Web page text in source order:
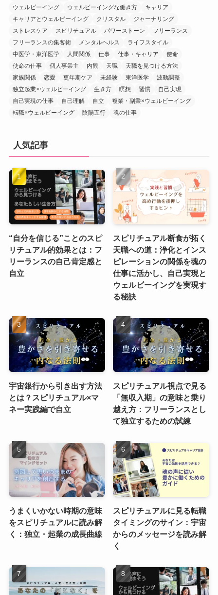
ウェルビーイング
ウェルビーイングな働き方
キャリア
キャリアとウェルビーイング
クリスタル
ジャーナリング
ストレスケア
スピリチュアル パワーストーン
フリーランス
フリーランスの集客術
メンタルヘルス
ライフスタイル
中医学・東洋医学
人間関係 仕事 仕事・キャリア
使命
使命の仕事
個人事業主 内観 天職
天職を見つける方法
家族関係
恋愛 更年期ケア 未経験 東洋医学
波動調整
独立起業×ウェルビーイング
生き方 瞑想 習慣
自己実現
自己実現の仕事
自己理解 自立
複業・副業×ウェルビーイング
転職×ウェルビーイング
陰陽五行 魂の仕事
人気記事
“自分を信じる”ことのスピ
リチュアル的効果とは：フ
リーランスの自己肯定感と
自立
スピリチュアル断食が拓く
天職への道：浄化とインス
ピレーションの関係を魂の
仕事に活かし、自己実現と
ウェルビーイングを実現す
る秘訣
宇宙銀行から引き出す方法
とは？スピリチュアル×マ
ネー実践編で自立
スピリチュアル視点で見る
「無収入期」の意味と乗り
越え方：フリーランスとし
て独立するための試練
うまくいかない時期の意味
をスピリチュアルに読み解
く：独立・起業の成長曲線
スピリチュアルに見る転職
タイミングのサイン：宇宙
からのメッセージを読み解
く